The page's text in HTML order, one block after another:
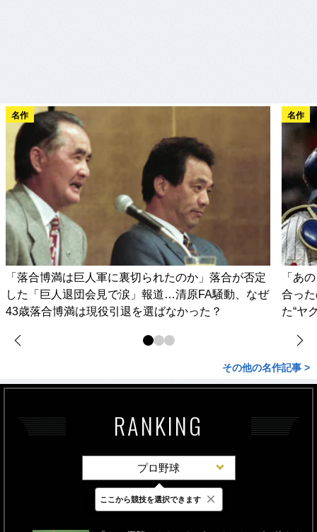
名作
「落合博満は巨人軍に裏切られたのか」落合が否定
した「巨人退団会見で涙」報道…清原FA騒動、なぜ
43歳落合博満は現役引退を選ばなかった？
名作
「あ
合っ
た“ヤ
その他の名作記事 >
RANKING
プロ野球
最新 24時間 週間
ここから競技を選択できます ×